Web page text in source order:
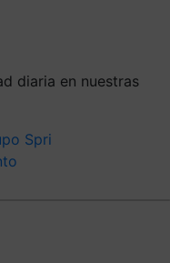
diaria en nuestras
Spri